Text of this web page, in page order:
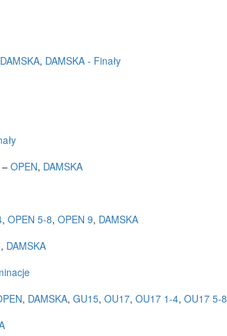
DAMSKA, DAMSKA - Finały
–OPEN, DAMSKA
,OPEN 5-8,OPEN 9, DAMSKA
, DAMSKA
, DAMSKA,GU15,OU17,OU17 1-4,OU17 5-8